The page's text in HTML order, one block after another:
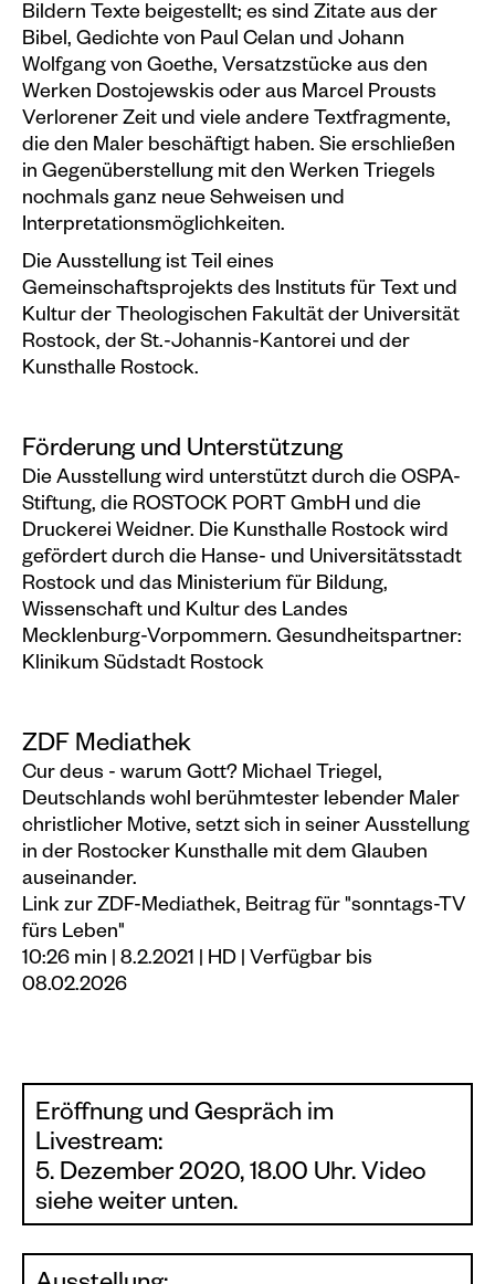
Bildern Texte beigestellt; es sind Zitate aus der
Bibel, Gedichte von Paul Celan und Johann
Wolfgang von Goethe, Versatzstücke aus den
Werken Dostojewskis oder aus Marcel Prousts
Verlorener Zeit und viele andere Textfragmente,
die den Maler beschäftigt haben. Sie erschließen
in Gegenüberstellung mit den Werken Triegels
nochmals ganz neue Sehweisen und
Interpretationsmöglichkeiten.
Die Ausstellung ist Teil eines
Gemeinschaftsprojekts des Instituts für Text und
Kultur der Theologischen Fakultät der Universität
Rostock, der St.-Johannis-Kantorei und der
Kunsthalle Rostock.
Förderung und Unterstützung
Die Ausstellung wird unterstützt durch die OSPA-
Stiftung, die ROSTOCK PORT GmbH und die
Druckerei Weidner. Die Kunsthalle Rostock wird
gefördert durch die Hanse- und Universitätsstadt
Rostock und das Ministerium für Bildung,
Wissenschaft und Kultur des Landes
Mecklenburg-Vorpommern. Gesundheitspartner:
Klinikum Südstadt Rostock
ZDF Mediathek
Cur deus - warum Gott? Michael Triegel,
Deutschlands wohl berühmtester lebender Maler
christlicher Motive, setzt sich in seiner Ausstellung
in der Rostocker Kunsthalle mit dem Glauben
auseinander.
Link zur ZDF-Mediathek, Beitrag für "sonntags-TV
fürs Leben"
10:26 min | 8.2.2021 | HD | Verfügbar bis
08.02.2026
Eröffnung und Gespräch im
Livestream:
5. Dezember 2020, 18.00 Uhr. Video
siehe weiter unten.